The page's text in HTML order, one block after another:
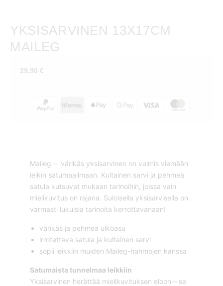
YKSISARVINEN 13X17CM
MAILEG
29,90 €
Maileg – värikäs yksisarvinen on valmis viemään
leikin satumaailmaan. Kultainen sarvi ja pehmeä
satula kutsuvat mukaan tarinoihin, joissa vain
mielikuvitus on rajana. Suloisella yksisarvisella on
varmasti lukuisia tarinoita kerrottavanaan!
värikäs ja pehmeä ulkoasu
irrotettava satula ja kultainen sarvi
sopii leikkiin muiden Maileg-hahmojen kanssa
Satumaista tunnelmaa leikkiin
Yksisarvinen herättää mielikuvituksen eloon – se